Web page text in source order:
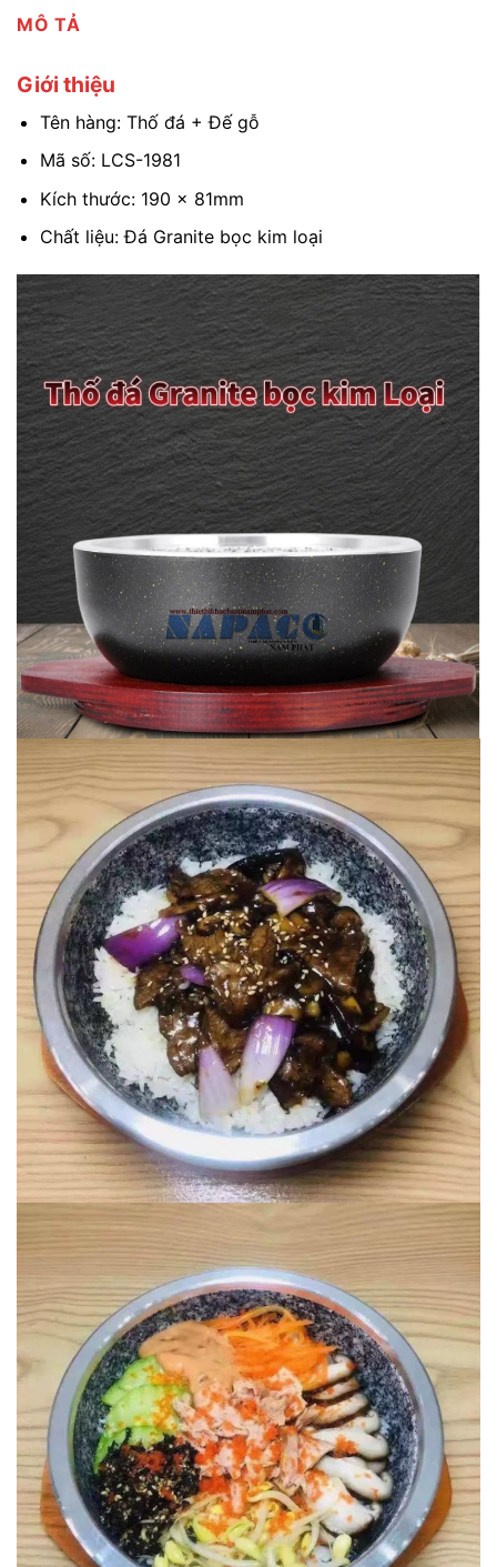
MÔ TẢ
Giới thiệu
Tên hàng: Thố đá + Đế gỗ
Mã số: LCS-1981
Kích thước: 190 x 81mm
Chất liệu: Đá Granite bọc kim loại